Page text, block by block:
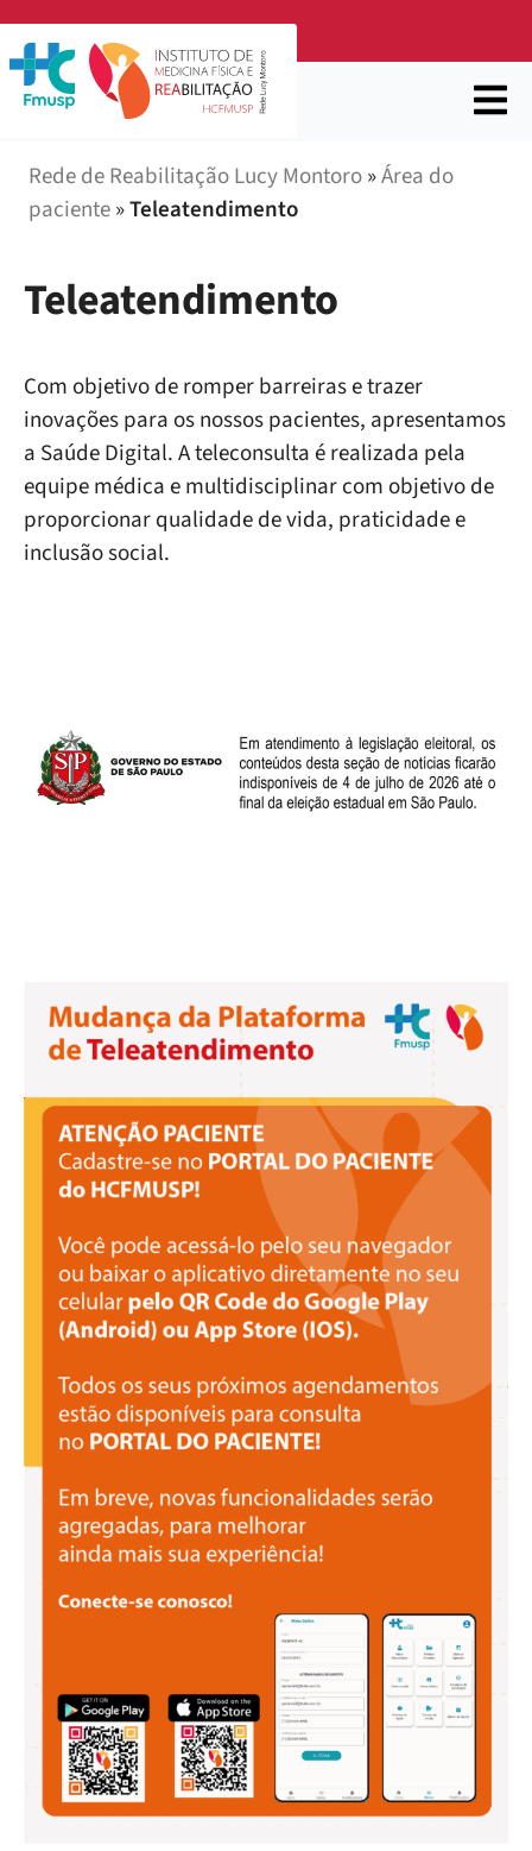
Rede de Reabilitação Lucy Montoro»Área do
paciente»Teleatendimento
Teleatendimento
Com objetivo de romper barreiras e trazer
inovações para os nossos pacientes, apresentamos
a Saúde Digital. A teleconsulta é realizada pela
equipe médica e multidisciplinar com objetivo de
proporcionar qualidade de vida, praticidade e
inclusão social.